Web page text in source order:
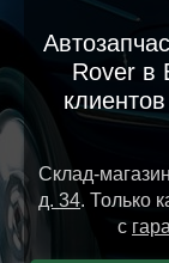
Rover в
Склад-магазин
д. 34. Только
с